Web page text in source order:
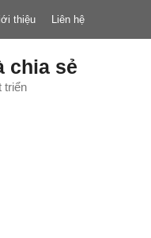
thiệu Liên hệ
chia sẻ
triển